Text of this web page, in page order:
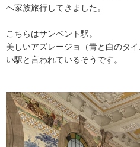
へ家族旅行してきました。
こちらはサンベント駅。
美しいアズレージョ（青と白のタ
い駅と言われているそうです。